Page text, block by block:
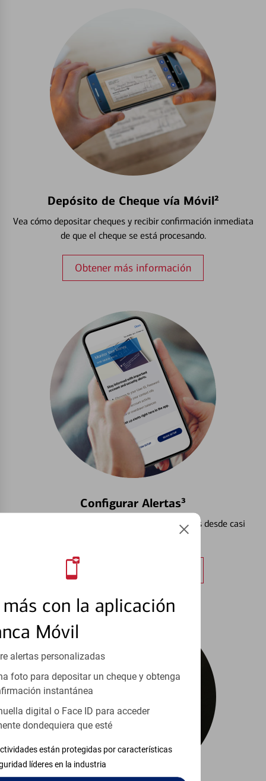
con la aplicación
Móvil
alertas personalizadas
foto para depositar un cheque y obtenga
instantánea
digital o Face ID para acceder
dondequiera que esté
están protegidas por características
líderes en la industria
Depósito de Cheque vía Móvil²
Vea cómo depositar cheques y recibir confirmación inmediata
de que el cheque se está procesando.
Obtener más información
Configurar Alertas³
Vea cómo mantener el control de sus finanzas desde casi